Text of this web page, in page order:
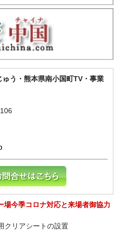
う・熊本県南小国町TV・事業
今季コロナ対応と来場者御協力
クリアシートの設置